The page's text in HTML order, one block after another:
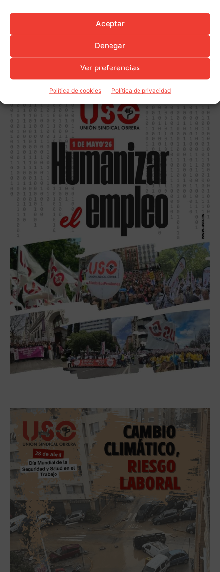
Aceptar
Denegar
Ver preferencias
Política de cookies Política de privacidad
Firmado el convenio colectivo de
Propicia Nereo Hnos.